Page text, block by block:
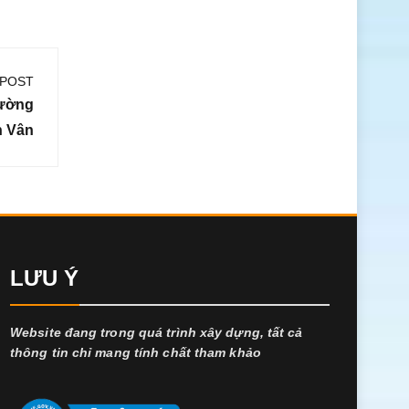
Vân
LƯU Ý
Website đang trong quá trình xây dựng, tất cả
thông tin chỉ mang tính chất tham khảo